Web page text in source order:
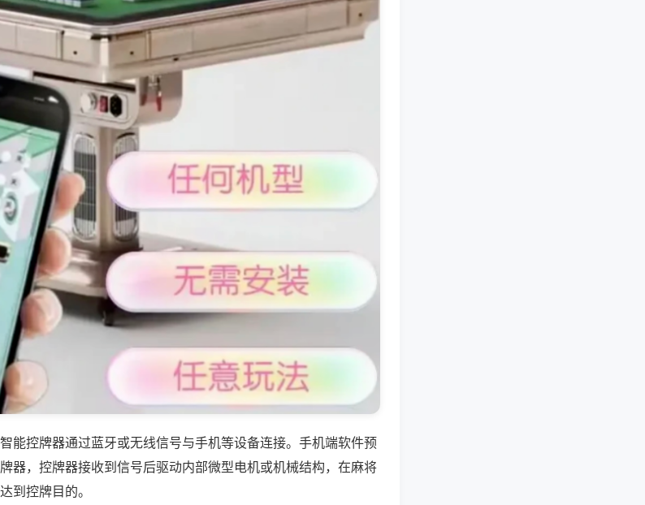
能控牌器通过蓝牙或无线信号与手机等设备连接。手机端软件预
器，控牌器接收到信号后驱动内部微型电机或机械结构，在麻将
到控牌目的。